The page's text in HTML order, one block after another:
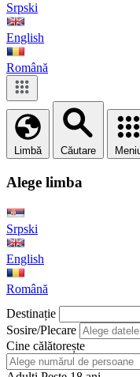
Srpski
English
Română
Limbă Căutare
Alege limba
Srpski
English
Română
Destinație
Sosire/Plecare
Cine călătorește